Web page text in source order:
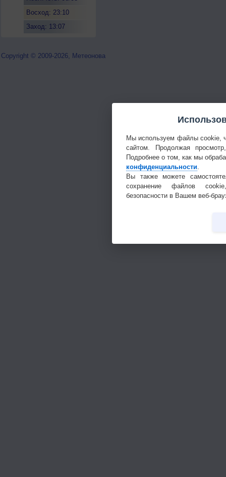
Восход: 23:10
Заход: 13:07
Copyright © 2009-2026, Метеонова
Мы используем файлы cookie,
сайтом. Продолжая
Подробнее о том, как мы
конфиденциальности.
Вы также можете
сохранение файлов
безопасности в Вашем веб-